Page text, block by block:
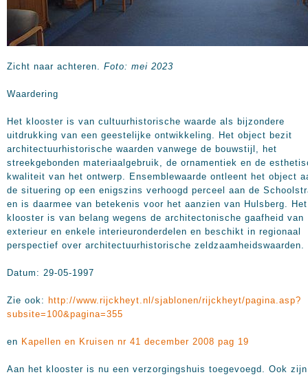
Zicht naar achteren. Foto: mei 2023
Waardering
Het klooster is van cultuurhistorische waarde als bijzondere
uitdrukking van een geestelijke ontwikkeling. Het object bezit
architectuurhistorische waarden vanwege de bouwstijl, het
streekgebonden materiaalgebruik, de ornamentiek en de
kwaliteit van het ontwerp. Ensemblewaarde ontleent het object
de situering op een enigszins verhoogd perceel aan de
en is daarmee van betekenis voor het aanzien van Hulsberg. Het
klooster is van belang wegens de architectonische gaafheid van
exterieur en enkele interieuronderdelen en beschikt in regionaal
perspectief over architectuurhistorische zeldzaamheidswaarden.
Datum: 29-05-1997
Zie ook: http://www.rijckheyt.nl/sjablonen/rijckheyt/pagina.asp?
subsite=100&pagina=355
en Kapellen en Kruisen nr 41 december 2008 pag 19
Aan het klooster is nu een verzorgingshuis toegevoegd. Ook